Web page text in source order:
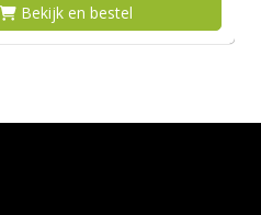
Bekijk en bestel